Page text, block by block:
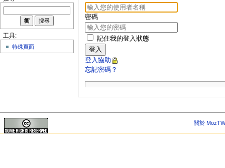
密碼
記住我的登入狀態
登入
登入協助
忘記密碼？
工具:
特殊頁面
關於